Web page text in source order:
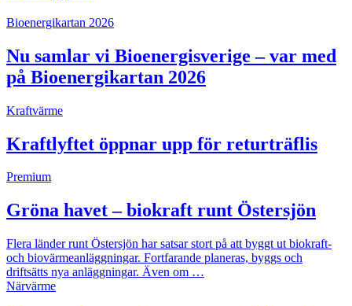
Bioenergikartan 2026
Nu samlar vi Bioenergisverige – var med
på Bioenergikartan 2026
Kraftvärme
Kraftlyftet öppnar upp för returträflis
Premium
Gröna havet – biokraft runt Östersjön
Flera länder runt Östersjön har satsar stort på att byggt ut biokraft-
och biovärmeanläggningar. Fortfarande planeras, byggs och
driftsätts nya anläggningar. Även om …
Närvärme